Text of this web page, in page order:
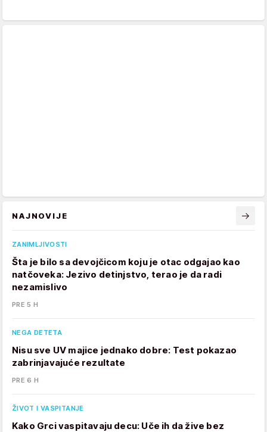
NAJNOVIJE
ZANIMLJIVOSTI
Šta je bilo sa devojčicom koju je otac odgajao kao
natčoveka: Jezivo detinjstvo, terao je da radi
nezamislivo
PRE 5 H
NEGA DETETA
Nisu sve UV majice jednako dobre: Test pokazao
zabrinjavajuće rezultate
PRE 6 H
ŽIVOT I VASPITANJE
Kako Grci vaspitavaju decu: Uče ih da žive bez